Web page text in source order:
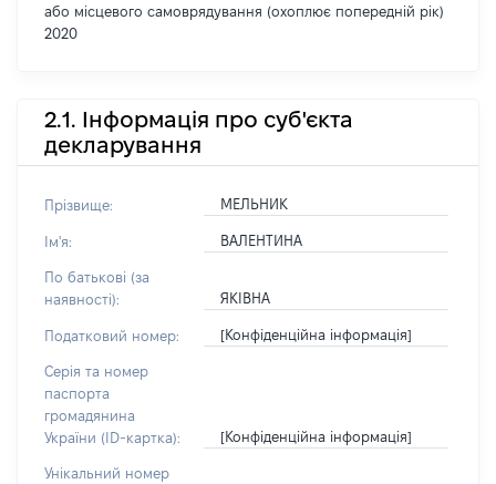
або місцевого самоврядування (охоплює попередній рік)
2020
2.1. Інформація про суб'єкта
декларування
Прізвище: МЕЛЬНИК
Ім'я: ВАЛЕНТИНА
По батькові (за
наявності):
ЯКІВНА
Податковий номер: [Конфіденційна інформація]
Серія та номер
паспорта
громадянина
України (ID-картка):
[Конфіденційна інформація]
Унікальний номер